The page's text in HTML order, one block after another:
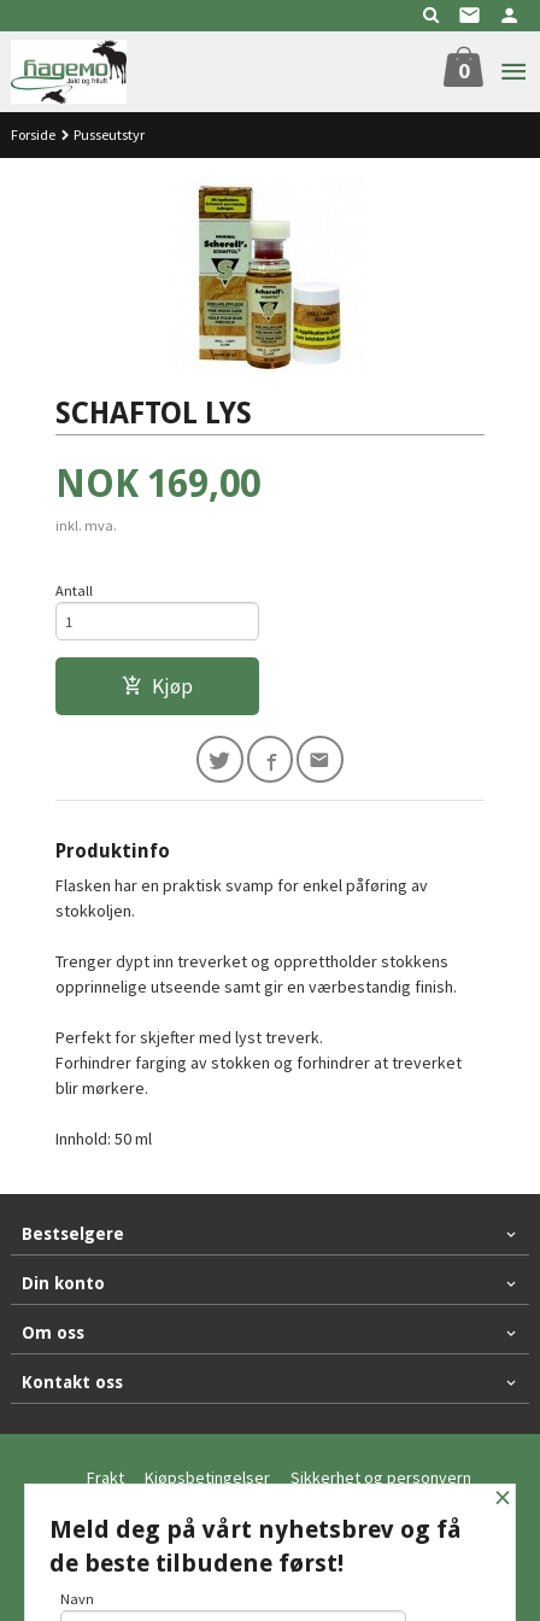
til
innholdet
0
Forside Pusseutstyr
SCHAFTOL LYS
Pris
NOK 169,00
inkl. mva.
Antall
Kjøp
Produktinfo
Flasken har en praktisk svamp for enkel påføring av
stokkoljen.
Trenger dypt inn treverket og opprettholder stokkens
opprinnelige utseende samt gir en værbestandig finish.
Perfekt for skjefter med lyst treverk.
Forhindrer farging av stokken og forhindrer at treverket
blir mørkere.
Innhold: 50 ml
Bestselgere
Din konto
Om oss
Kontakt oss
Frakt Kjøpsbetingelser Sikkerhet og personvern
Nyhetsbrev
© Hagemo Jakt og Friluft AS
×
Meld deg på vårt nyhetsbrev og få
de beste tilbudene først!
Navn